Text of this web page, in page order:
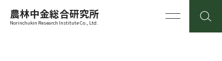
農林中金総合研究所
Norinchukin Research Institute Co., Ltd.